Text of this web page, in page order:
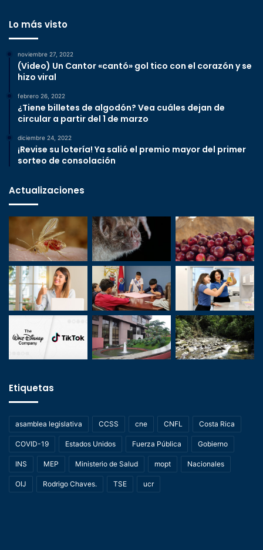
Lo más visto
noviembre 27, 2022
(Video) Un Cantor «cantó» gol tico con el corazón y se
hizo viral
febrero 26, 2022
¿Tiene billetes de algodón? Vea cuáles dejan de
circular a partir del 1 de marzo
diciembre 24, 2022
¡Revise su lotería! Ya salió el premio mayor del primer
sorteo de consolación
Actualizaciones
Etiquetas
asamblea legislativa CCSS cne CNFL Costa Rica
COVID-19 Estados Unidos Fuerza Pública Gobierno
INS MEP Ministerio de Salud mopt Nacionales
OIJ Rodrigo Chaves. TSE ucr